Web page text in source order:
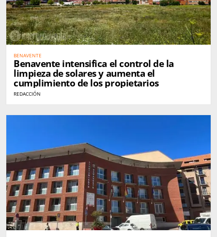
BENAVENTE
Benavente intensifica el control de la
limpieza de solares y aumenta el
cumplimiento de los propietarios
REDACCIÓN